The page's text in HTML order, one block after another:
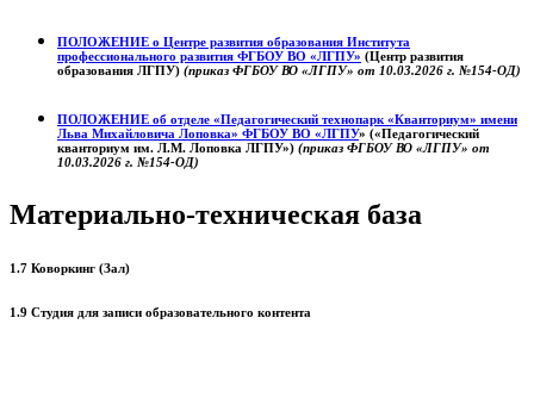
ПОЛОЖЕНИЕ о Центре развития образования Института
профессионального развития ФГБОУ ВО «ЛГПУ» (Центр развития
образования ЛГПУ) (приказ ФГБОУ ВО «ЛГПУ» от 10.03.2026 г. №154-ОД)
ПОЛОЖЕНИЕ об отделе «Педагогический технопарк «Кванториум» имени
Льва Михайловича Лоповка» ФГБОУ ВО «ЛГПУ» («Педагогический
кванториум им. Л.М. Лоповка ЛГПУ») (приказ ФГБОУ ВО «ЛГПУ» от
10.03.2026 г. №154-ОД)
Материально-техническая база
1.7 Коворкинг (Зал)
1.9 Студия для записи образовательного контента